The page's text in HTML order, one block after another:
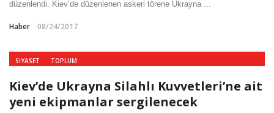
düzenlendi. Kiev’de düzenlenen askeri törene Ukrayna ...
Haber 08/24/2017
SIYASET TOPLUM
Kiev’de Ukrayna Silahlı Kuvvetleri’ne ait
yeni ekipmanlar sergilenecek